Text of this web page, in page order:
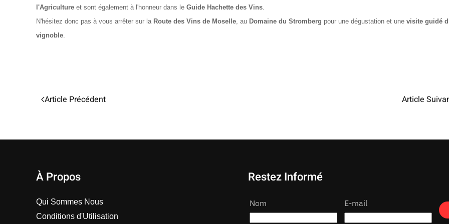
l'Agriculture et sont également à l'honneur dans le Guide Hachette des Vins.
N'hésitez donc pas à vous arrêter sur laRoute des Vins de Moselle, au Domaine du Stromberg pour une dégustation et une visite guidé
vignoble.
Article Précédent Article
À Propos
Qui Sommes Nous
Conditions d'Utilisation
Restez Informé
Nom E-mail